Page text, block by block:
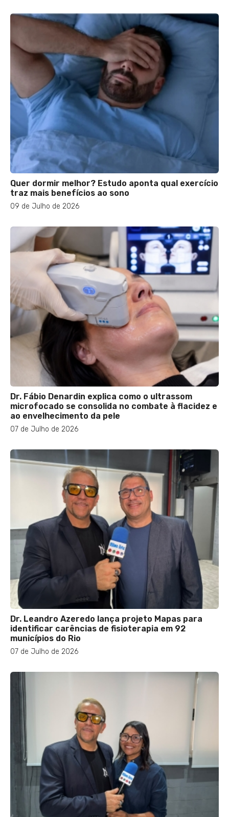
Quer dormir melhor? Estudo aponta qual exercício
traz mais benefícios ao sono
09 de Julho de 2026
Dr. Fábio Denardin explica como o ultrassom
microfocado se consolida no combate à flacidez e
ao envelhecimento da pele
07 de Julho de 2026
Dr. Leandro Azeredo lança projeto Mapas para
identificar carências de fisioterapia em 92
municípios do Rio
07 de Julho de 2026